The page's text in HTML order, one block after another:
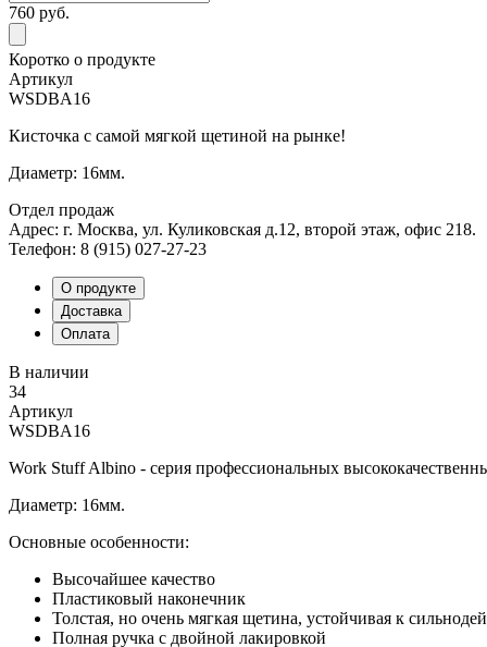
760 руб.
Коротко о продукте
Артикул
WSDBA16
Кисточка с самой мягкой щетиной на рынке!
Диаметр: 16мм.
Отдел продаж
Адрес: г. Москва, ул. Куликовская д.12, второй этаж, офис 218.
Телефон: 8 (915) 027-27-23
О продукте
Доставка
Оплата
В наличии
34
Артикул
WSDBA16
Work Stuff Albino - серия профессиональных
Диаметр: 16мм.
Основные особенности:
Высочайшее качество
Пластиковый наконечник
Толстая, но очень мягкая щетина, устойчивая к
Полная ручка с двойной лакировкой